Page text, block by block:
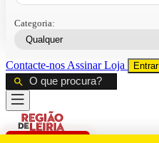
Categoria:
Contacte-nos AssinarLoja Entrar